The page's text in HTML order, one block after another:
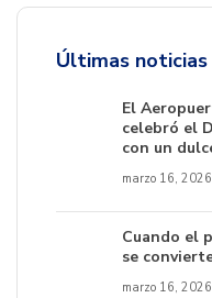
Últimas noticias
El
celebró el
con un
marzo 16, 2026
Cuando el
se
marzo 16, 2026